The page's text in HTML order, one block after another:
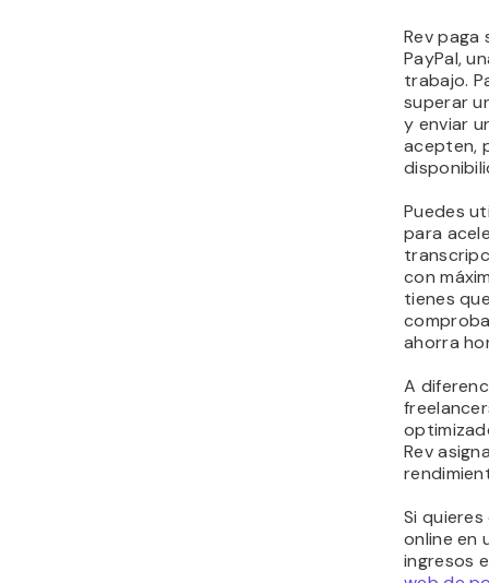
Rev paga
PayPal,
trabajo.
superar
y enviar
acepten,
Puedes
para
con
tienes
ahorra
A
Rev
Si
online en
ingresos